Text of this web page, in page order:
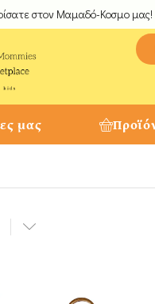
στον Μαμαδό-Κοσμο μας!
μας